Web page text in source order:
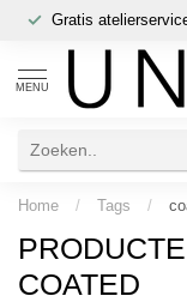
Gratis
MENU
Home / Tags /
COATED